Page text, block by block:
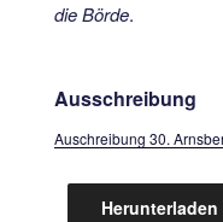
die Börde.
Ausschreibung
Auschreibung 30.
Herunterladen